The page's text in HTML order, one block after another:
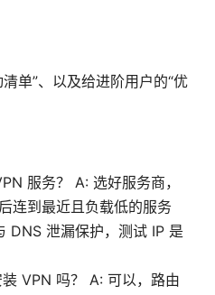
单”、以及给进阶用户的“优
服务？ A: 选好服务商，
连到最近且负载低的服务
DNS 泄漏保护，测试 IP 是
VPN 吗？ A: 可以，路由